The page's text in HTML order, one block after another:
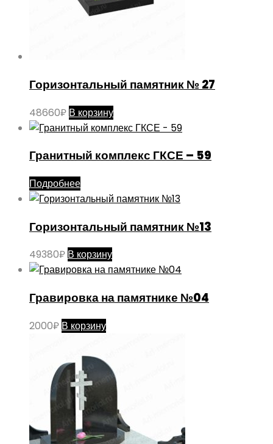
Горизонтальный памятник № 27
48660₽ В корзину
Гранитный комплекс ГКСЕ – 59
Подробнее
Горизонтальный памятник №13
49380₽ В корзину
Гравировка на памятнике №04
2000₽ В корзину